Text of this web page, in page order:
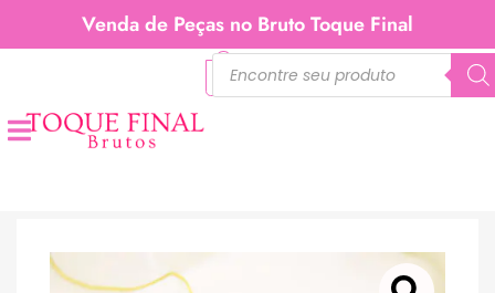
Venda de Peças no Bruto Toque Final